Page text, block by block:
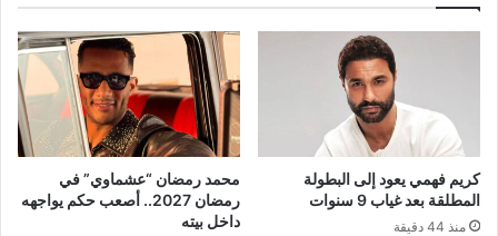
كريم فهمي يعود إلى البطولة
المطلقة بعد غياب 9 سنوات
منذ 44 دقيقة
محمد رمضان “عشماوي” في
رمضان 2027.. أصعب حكم يواجهه
داخل بيته